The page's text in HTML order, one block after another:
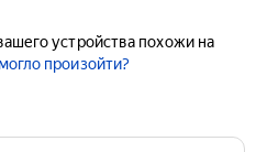
устройства похожи на
произойти?